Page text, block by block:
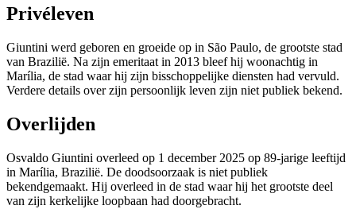
Privéleven
Giuntini werd geboren en groeide op in São Paulo, de grootste stad
van Brazilië. Na zijn emeritaat in 2013 bleef hij woonachtig in
Marília, de stad waar hij zijn bisschoppelijke diensten had vervuld.
Verdere details over zijn persoonlijk leven zijn niet publiek bekend.
Overlijden
Osvaldo Giuntini overleed op 1 december 2025 op 89-jarige leeftijd
in Marília, Brazilië. De doodsoorzaak is niet publiek
bekendgemaakt. Hij overleed in de stad waar hij het grootste deel
van zijn kerkelijke loopbaan had doorgebracht.